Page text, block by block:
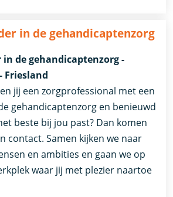
in de gehandicaptenzorg
in de gehandicaptenzorg -
Friesland
jij een zorgprofessional met een
gehandicaptenzorg en benieuwd
beste bij jou past? Dan komen
contact. Samen kijken we naar
en ambities en gaan we op
waar jij met plezier naartoe